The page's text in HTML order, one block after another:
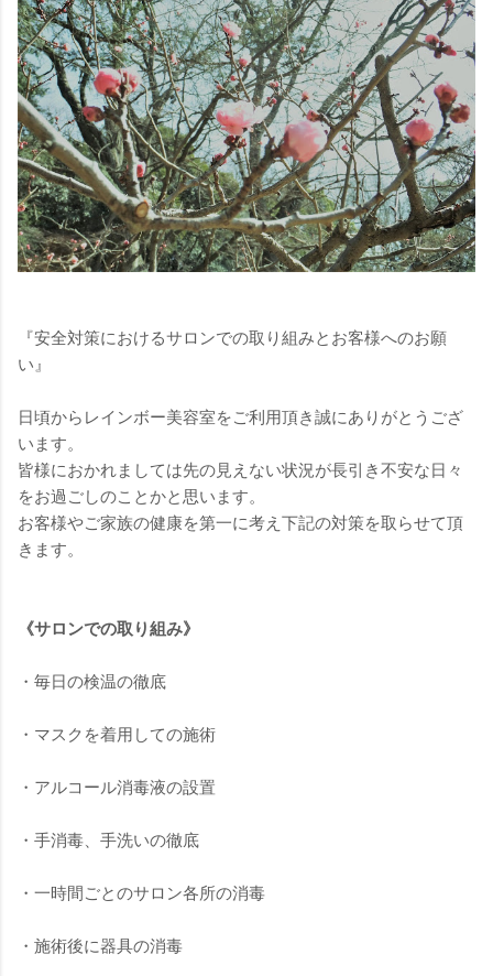
『安全対策におけるサロンでの取り組みとお客様へのお願
い』
日頃からレインボー美容室をご利用頂き誠にありがとうござ
います。
皆様におかれましては先の見えない状況が長引き不安な日々
をお過ごしのことかと思います。
お客様やご家族の健康を第一に考え下記の対策を取らせて頂
きます。
《サロンでの取り組み》
・毎日の検温の徹底
・マスクを着用しての施術
・アルコール消毒液の設置
・手消毒、手洗いの徹底
・一時間ごとのサロン各所の消毒
・施術後に器具の消毒